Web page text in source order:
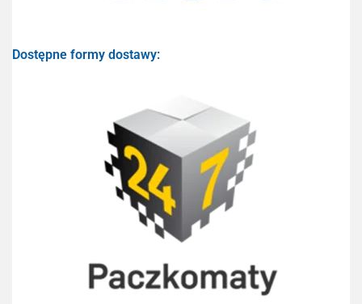
Dostępne formy dostawy: